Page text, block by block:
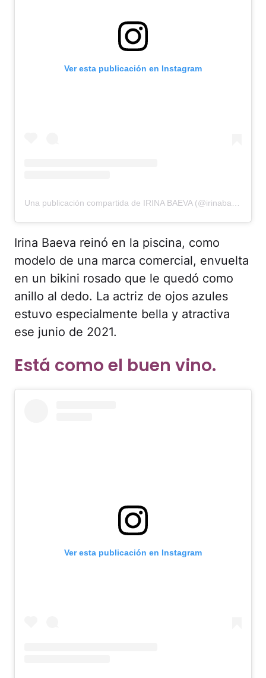
Ver esta publicación en Instagram
Una publicación compartida de IRINA BAEVA (@irinabaeva)
Irina Baeva reinó en la piscina, como
modelo de una marca comercial, envuelta
en un bikini rosado que le quedó como
anillo al dedo. La actriz de ojos azules
estuvo especialmente bella y atractiva
ese junio de 2021.
Está como el buen vino.
Ver esta publicación en Instagram